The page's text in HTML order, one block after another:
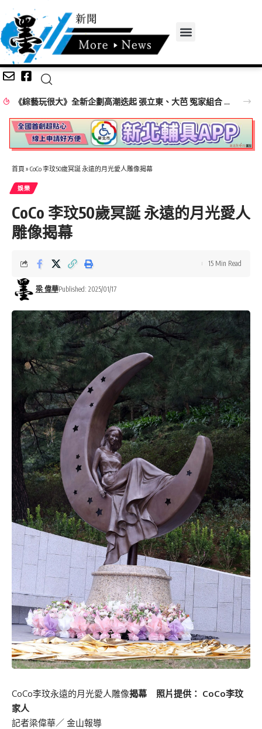
《綜藝玩很大》全新企劃高潮迭起 張立東、大芭 冤家組合 再創收視火花
首頁 » CoCo 李玟50歲冥誕 永遠的月光愛人雕像揭幕
娛樂
CoCo 李玟50歲冥誕 永遠的月光愛人
雕像揭幕
梁 偉華Published: 2025/01/17
15 Min Read
CoCo李玟永遠的月光愛人雕像揭幕 照片提供： CoCo李玟
家人
記者梁偉華／ 金山報導